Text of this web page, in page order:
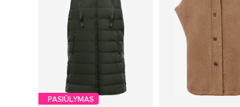
PASIŪLYMAS